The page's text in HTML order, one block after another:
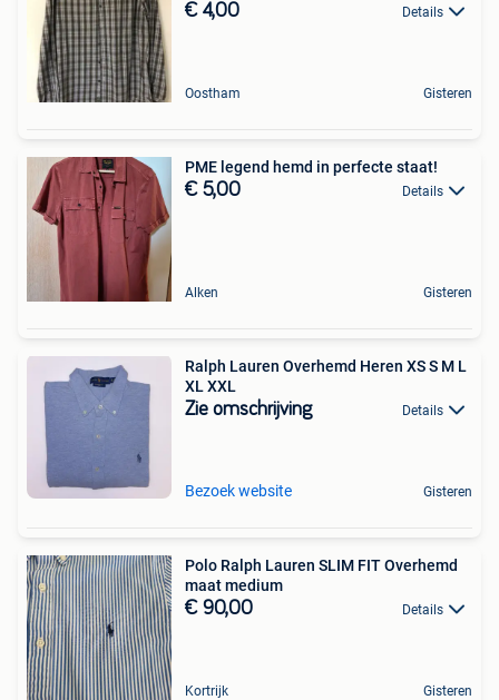
€ 4,00 Details
Oostham Gisteren
PME legend hemd in perfecte staat!
€ 5,00 Details
Alken Gisteren
Ralph Lauren Overhemd Heren XS S M L
XL XXL
Zie omschrijving Details
Bezoek website Gisteren
Polo Ralph Lauren SLIM FIT Overhemd
maat medium
€ 90,00 Details
Kortrijk Gisteren